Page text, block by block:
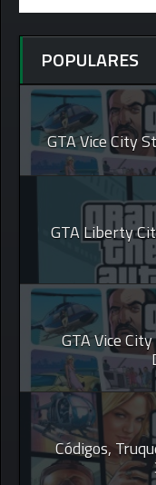
POPULARES
GTA Vice City
GTA Liberty
GTA Vice
Códigos,